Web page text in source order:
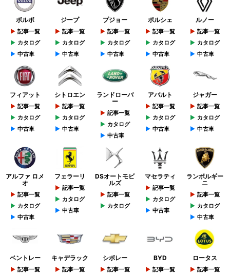
ボルボ
記事一覧
カタログ
中古車
ジープ
記事一覧
カタログ
中古車
プジョー
記事一覧
カタログ
中古車
ポルシェ
記事一覧
カタログ
中古車
ルノー
記事一覧
カタログ
中古車
フィアット
記事一覧
カタログ
中古車
シトロエン
記事一覧
カタログ
中古車
ランドローバ
ー
記事一覧
カタログ
中古車
アバルト
記事一覧
カタログ
中古車
ジャガー
記事一覧
カタログ
中古車
アルファ ロメ
オ
記事一覧
カタログ
中古車
フェラーリ
記事一覧
カタログ
中古車
DSオートモビ
ルズ
記事一覧
カタログ
マセラティ
記事一覧
カタログ
中古車
ランボルギー
ニ
記事一覧
カタログ
中古車
ベントレー
記事一覧
キャデラック
記事一覧
シボレー
記事一覧
BYD
記事一覧
ロータス
記事一覧